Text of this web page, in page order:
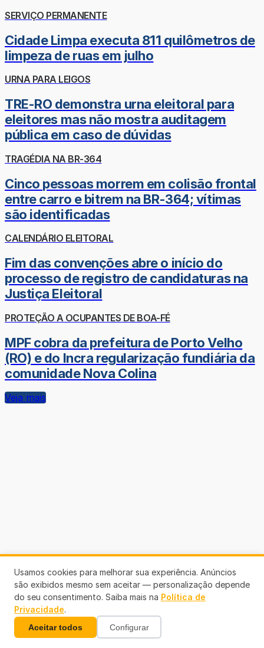
SERVIÇO PERMANENTE
Cidade Limpa executa 811 quilômetros de
limpeza de ruas em julho
URNA PARA LEIGOS
TRE-RO demonstra urna eleitoral para
eleitores mas não mostra auditagem
pública em caso de dúvidas
TRAGÉDIA NA BR-364
Cinco pessoas morrem em colisão frontal
entre carro e bitrem na BR-364; vítimas
são identificadas
CALENDÁRIO ELEITORAL
Fim das convenções abre o início do
processo de registro de candidaturas na
Justiça Eleitoral
PROTEÇÃO A OCUPANTES DE BOA-FÉ
MPF cobra da prefeitura de Porto Velho
(RO) e do Incra regularização fundiária da
comunidade Nova Colina
Veja mais
Usamos cookies para melhorar sua experiência. Anúncios
são exibidos mesmo sem aceitar — personalização depende
do seu consentimento. Saiba mais na Política de
Privacidade.
Aceitar todos Configurar